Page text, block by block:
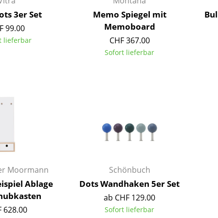
Thonet
USM Haller
Vitra
Ludwig Mies van der Rohe
Marcel Breuer
Philippe Starck
Verner Panton
Designklassiker
Frauen im Design
Skandinavisches
Italienisches Design
Nachhaltiges
3er Set
99.00
lieferbar
Memo Spiegel mit
Memoboard
CHF 367.00
Sofort lieferbar
Moormann
Ablage
628.00
Schönbuch
Dots Wandhaken 5er Set
ab CHF 129.00
Sofort lieferbar